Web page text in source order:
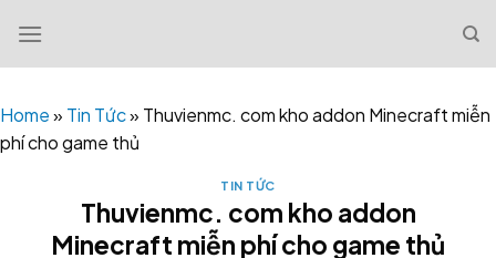
content
Home» Tin Tức» Thuvienmc. com kho addon Minecraft miễn
phí cho game thủ
TIN TỨC
Thuvienmc. com kho addon
Minecraft miễn phí cho game thủ